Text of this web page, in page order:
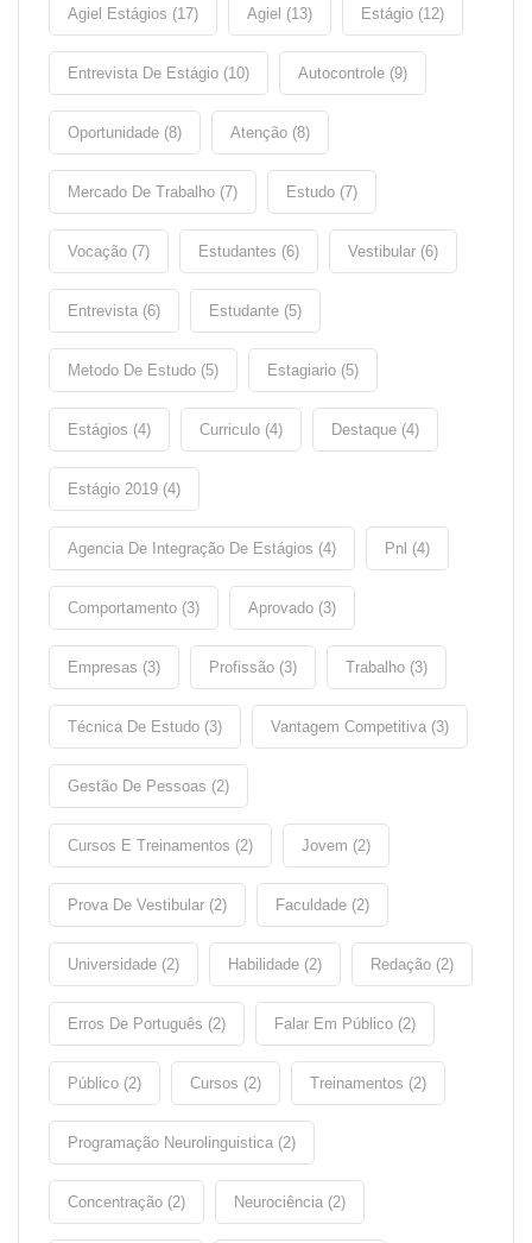
Agiel Estágios (17) Agiel (13) Estágio (12)
Entrevista De Estágio (10) Autocontrole (9)
Oportunidade (8) Atenção (8)
Mercado De Trabalho (7) Estudo (7)
Vocação (7) Estudantes (6) Vestibular (6)
Entrevista (6) Estudante (5)
Metodo De Estudo (5) Estagiario (5)
Estágios (4) Curriculo (4) Destaque (4)
Estágio 2019 (4)
Agencia De Integração De Estágios (4) Pnl (4)
Comportamento (3) Aprovado (3)
Empresas (3) Profissão (3) Trabalho (3)
Técnica De Estudo (3) Vantagem Competitiva (3)
Gestão De Pessoas (2)
Cursos E Treinamentos (2) Jovem (2)
Prova De Vestibular (2) Faculdade (2)
Universidade (2) Habilidade (2) Redação (2)
Erros De Português (2) Falar Em Público (2)
Público (2) Cursos (2) Treinamentos (2)
Programação Neurolinguistica (2)
Concentração (2) Neurociência (2)